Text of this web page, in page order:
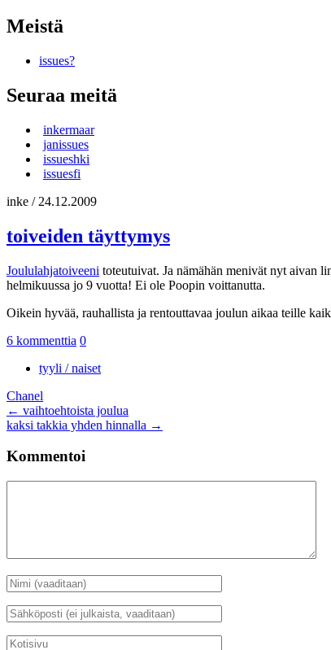
Meistä
issues?
Seuraa meitä
inkermaar
janissues
issueshki
issuesfi
inke / 24.12.2009
toiveiden täyttymys
Joululahjatoiveeni toteutuivat. Ja nämähän menivät nyt aivan
helmikuussa jo 9 vuotta! Ei ole Poopin voittanutta.
Oikein hyvää, rauhallista ja rentouttavaa joulun aikaa teille
6 kommenttia 0
tyyli / naiset
Chanel
Artikkelien
selaus
← vaihtoehtoista joulua
kaksi takkia yhden hinnalla →
Kommentoi
Nimi
*
Sähköposti
*
Kotisivu